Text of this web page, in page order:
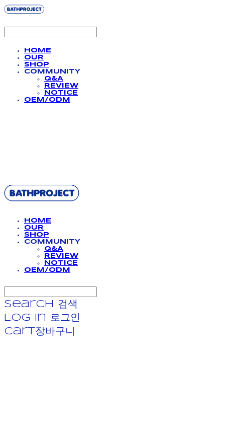
HOME
OUR
SHOP
COMMUNITY
Q&A
REVIEW
NOTICE
OEM/ODM
HOME
OUR
SHOP
COMMUNITY
Q&A
REVIEW
NOTICE
OEM/ODM
Search
검색
Log In
로그인
Cart장바구니